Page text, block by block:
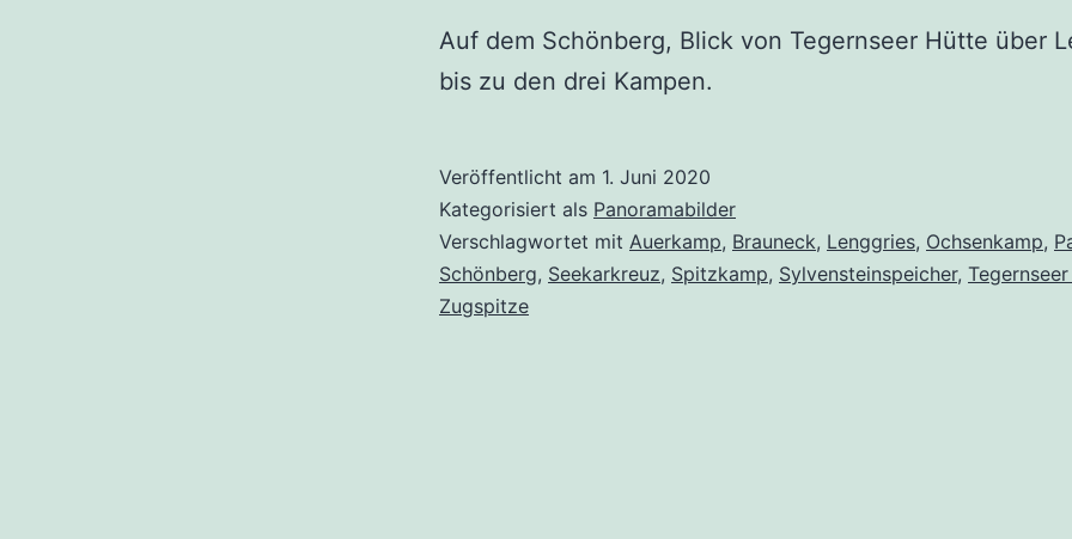
Auf dem Schönberg, Blick von Tegernseer Hütte über
bis zu den drei Kampen.
Veröffentlicht am 1. Juni 2020
Kategorisiert als Panoramabilder
Verschlagwortet mit Auerkamp, Brauneck, Lenggries, Ochsenkamp,
Schönberg, Seekarkreuz, Spitzkamp, Sylvensteinspeicher,
Zugspitze